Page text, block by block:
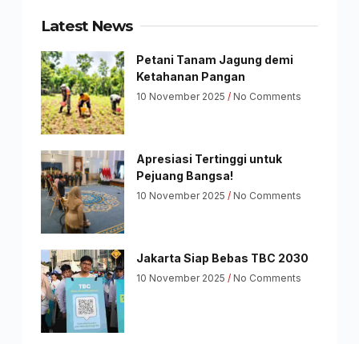
Latest News
Petani Tanam Jagung demi
Ketahanan Pangan
10 November 2025 No Comments
Apresiasi Tertinggi untuk
Pejuang Bangsa!
10 November 2025 No Comments
Jakarta Siap Bebas TBC 2030
10 November 2025 No Comments